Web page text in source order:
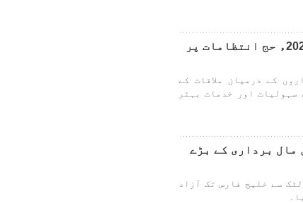
ایران اور سعودی عرب کے درمیان 2026ء حج انتظامات پر
کے درمیان ملاقات کے
اور خدمات بہتر
مال برداری کے بڑے
سے خلیج فارس تک آزاد